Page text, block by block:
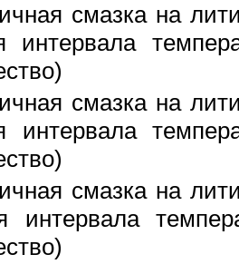
смазка на
интервала
смазка на
интервала
смазка на
интервала